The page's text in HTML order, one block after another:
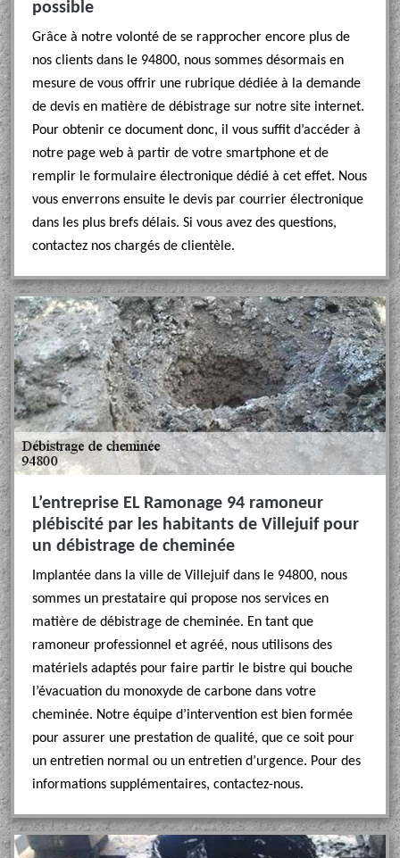
possible
Grâce à notre volonté de se rapprocher encore plus de
nos clients dans le 94800, nous sommes désormais en
mesure de vous offrir une rubrique dédiée à la demande
de devis en matière de débistrage sur notre site internet.
Pour obtenir ce document donc, il vous suffit d’accéder à
notre page web à partir de votre smartphone et de
remplir le formulaire électronique dédié à cet effet. Nous
vous enverrons ensuite le devis par courrier électronique
dans les plus brefs délais. Si vous avez des questions,
contactez nos chargés de clientèle.
L’entreprise EL Ramonage 94 ramoneur
plébiscité par les habitants de Villejuif pour
un débistrage de cheminée
Implantée dans la ville de Villejuif dans le 94800, nous
sommes un prestataire qui propose nos services en
matière de débistrage de cheminée. En tant que
ramoneur professionnel et agréé, nous utilisons des
matériels adaptés pour faire partir le bistre qui bouche
l’évacuation du monoxyde de carbone dans votre
cheminée. Notre équipe d’intervention est bien formée
pour assurer une prestation de qualité, que ce soit pour
un entretien normal ou un entretien d’urgence. Pour des
informations supplémentaires, contactez-nous.